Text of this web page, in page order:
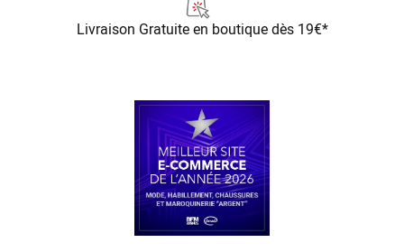
Livraison Gratuiteen boutique dès 19€*